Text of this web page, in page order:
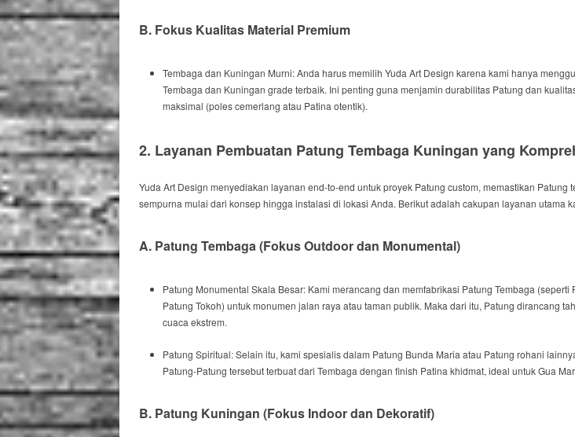
B. Fokus Kualitas Material Premium
Tembaga dan Kuningan Murni:Anda harusmemilih Yuda Art Design karena kami hanya
Tembaga dan Kuningan grade terbaik. Ini penting guna menjamin durabilitas Patung dan
maksimal (poles cemerlang atau Patina otentik).
2. Layanan Pembuatan Patung Tembaga Kuningan yang
Yuda Art Design menyediakan layanan end-to-end untuk proyek Patung custom, memastikan Patung
sempurna mulai dari konsep hingga instalasi di lokasi Anda. Berikut adalah cakupan layanan utama
A. Patung Tembaga (FokusOutdoordan Monumental)
Patung Monumental Skala Besar: Kami merancang dan memfabrikasi Patung Tembaga (seperti
Patung Tokoh) untuk monumen jalan raya atau taman publik. Maka dari itu, Patung dirancang
cuaca ekstrem.
Patung Spiritual:Selain itu, kami spesialis dalam Patung Bunda Maria atau Patung rohani
Patung-Patung tersebut terbuat dari Tembaga dengan finish Patina khidmat, ideal untuk Gua
B. Patung Kuningan (Fokus Indoordan Dekoratif)